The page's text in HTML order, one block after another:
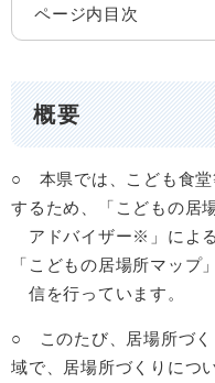
ページ内目次
概要
○ 本県では、こども食堂
するため、「こどもの居
アドバイザー※」によ
「こどもの居場所マップ
信を行っています。
○ このたび、居場所づく
域で、居場所づくりにつ